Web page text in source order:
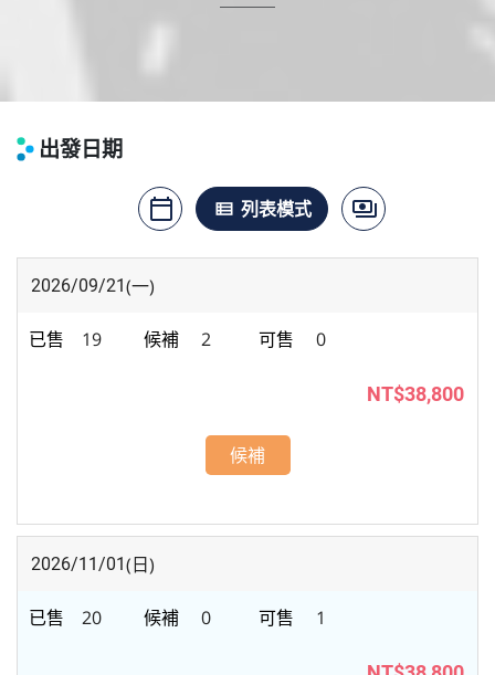
出發日期
calendar_today
月曆模式
view_list
列表模式 payments
價格模式
2026/09/21(一)
19 2 0
NT$38,800
候補
2026/11/01(日)
20 0 1